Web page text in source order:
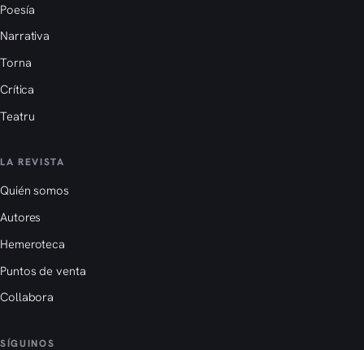
Poesía
Narrativa
Torna
Crítica
Teatru
LA REVISTA
Quién somos
Autores
Hemeroteca
Puntos de venta
Collabora
SÍGUINOS